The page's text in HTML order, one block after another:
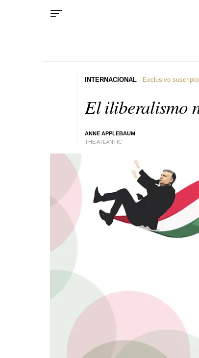
El iliberalismo
ANNE APPLEBAUM
THE ATLANTIC
INTERNACIONAL · Exclusivo